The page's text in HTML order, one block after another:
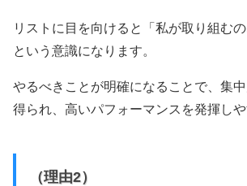
リストに目を向けると「私が取り組むの
という意識になります。
やるべきことが明確になることで、集
得られ、高いパフォーマンスを発揮しや
（理由2）